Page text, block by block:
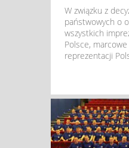
W związku z
państwowych o
wszystkich
Polsce,
reprezentacji